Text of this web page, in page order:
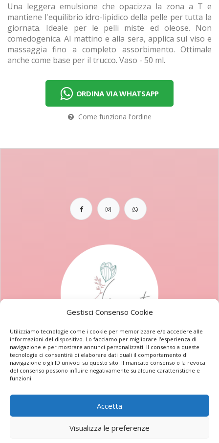
Gestisci Consenso Cookie
Utilizziamo tecnologie come i cookie per memorizzare e/o accedere alle
informazioni del dispositivo. Lo facciamo per migliorare l'esperienza di
navigazione e per mostrare annunci personalizzati. Il consenso a queste
tecnologie ci consentirà di elaborare dati quali il comportamento di
navigazione o gli ID univoci su questo sito. Il mancato consenso o la revoca
del consenso possono influire negativamente su alcune caratteristiche e
funzioni.
Accetta
Visualizza le preferenze
Una leggera emulsione che opacizza la zona a T e
mantiene l'equilibrio idro-lipidico della pelle per tutta la
giornata. Ideale per le pelli miste ed oleose. Non
comedogenica. Al mattino e alla sera, applica sul viso e
massaggia fino a completo assorbimento. Ottimale
anche come base per il trucco. Vaso - 50 ml.
ORDINA VIA WHATSAPP
Come funziona l'ordine
Privacy Policy Cookie Policy
Termini e condizioni
© 2026. Come D'Incanto centro estetico di Ludovica
Powered ByPublipress srl